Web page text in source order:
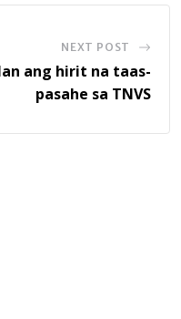
NEXT POST
ang hirit na taas-
pasahe sa TNVS